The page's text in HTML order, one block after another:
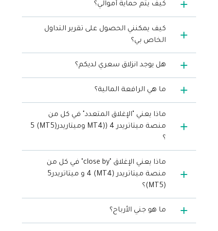
كيف يتم حماية أموالي؟
كيف يمكنني الحصول على تقرير التداول
الخاص بي؟
هل يوجد انزلاق سعري لديكم؟
ما هي الرافعة المالية؟
ماذا يعني "الإغلاق المتعدد" في كل من
منصة ميتاتريدر 4 ((MT4 وميتاريدر(MT5) 5
؟
ماذا يعني الإغلاق "close by" في كل من
منصة ميتاتريدر (MT4) 4 و ميتاتريدر5
(MT5)؟
ما هو جني الأرباح؟